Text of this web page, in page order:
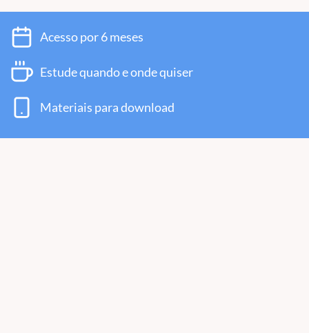
Acesso por 6 meses
Estude quando e onde quiser
Materiais para download